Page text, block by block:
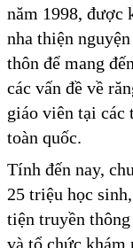
năm 1998, được
nha thiện
thôn để mang
các vấn đề về
giáo viên tại các
toàn quốc.
Tính đến nay,
25 triệu học
tiện truyền
và tổ chức khám